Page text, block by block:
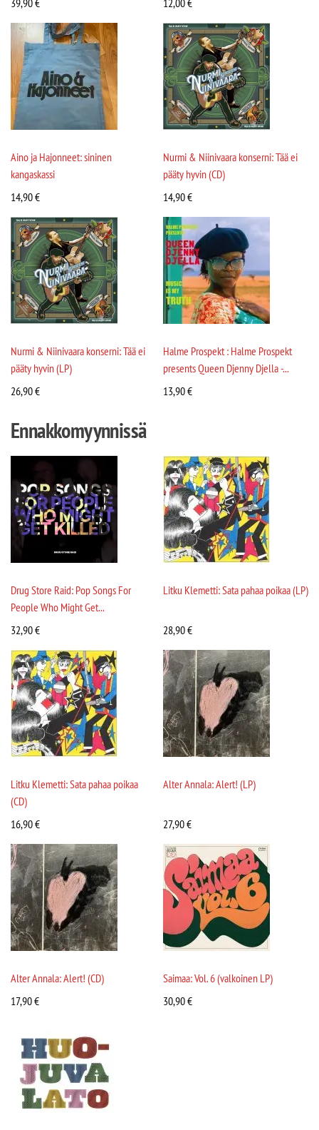
39,90€ 12,00€
Aino ja Hajonneet: sininen
kangaskassi
14,90€
Nurmi & Niinivaara konserni: Tää ei
pääty hyvin (CD)
14,90€
Nurmi & Niinivaara konserni: Tää ei
pääty hyvin (LP)
26,90€
Halme Prospekt : Halme Prospekt
presents Queen Djenny Djella -...
13,90€
Ennakkomyynnissä
Drug Store Raid: Pop Songs For
People Who Might Get...
32,90€
Litku Klemetti: Sata pahaa poikaa (LP)
28,90€
Litku Klemetti: Sata pahaa poikaa
(CD)
16,90€
Alter Annala: Alert! (LP)
27,90€
Alter Annala: Alert! (CD)
17,90€
Saimaa: Vol. 6 (valkoinen LP)
30,90€